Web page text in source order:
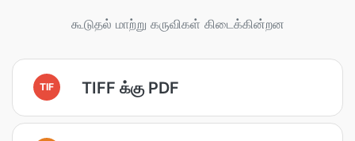
கூடுதல் மாற்று கருவிகள் கிடைக்கின்றன
TIF TIFF க்கு PDF